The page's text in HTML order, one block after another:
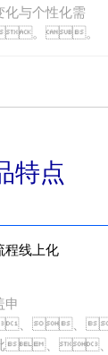
化与个性化需
。。
特点
程线上化
申
、、
、